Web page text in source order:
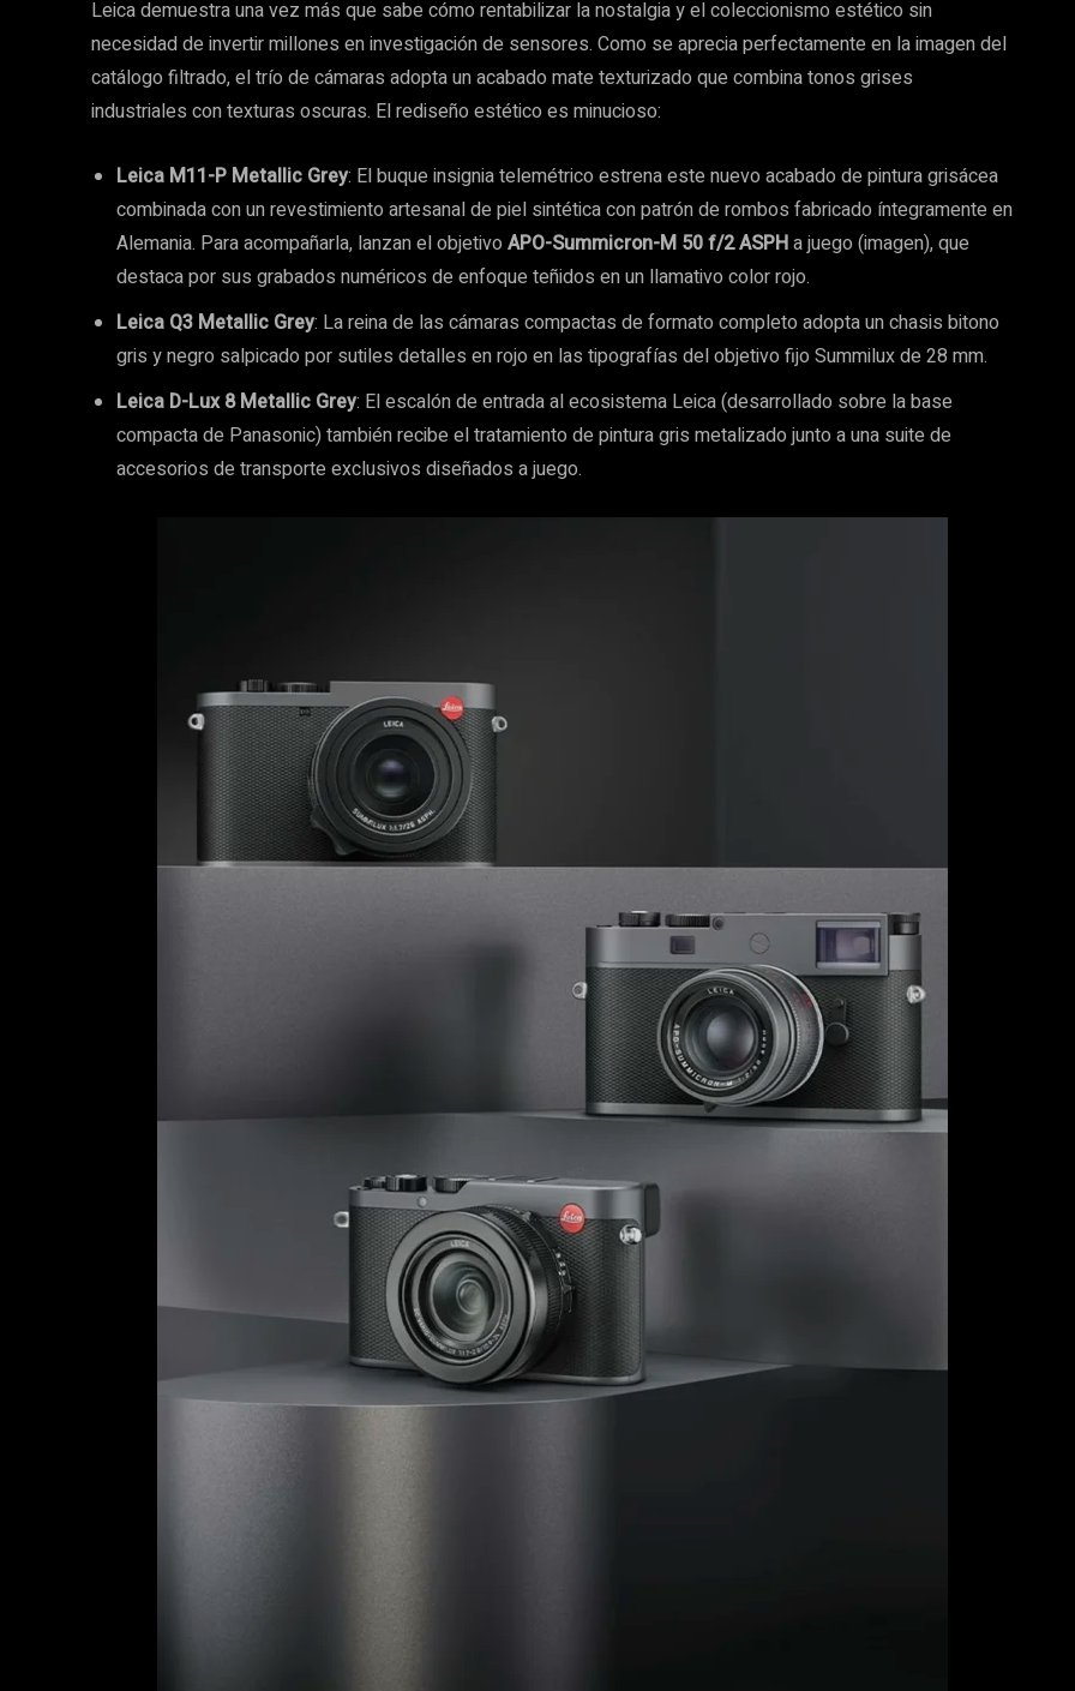
Leica demuestra una vez más que sabe cómo rentabilizar la nostalgia y el coleccionismo estético sin
necesidad de invertir millones en investigación de sensores. Como se aprecia perfectamente en la imagen del
catálogo filtrado, el trío de cámaras adopta un acabado mate texturizado que combina tonos grises
industriales con texturas oscuras. El rediseño estético es minucioso:
Leica M11-P Metallic Grey: El buque insignia telemétrico estrena este nuevo acabado de pintura grisácea
combinada con un revestimiento artesanal de piel sintética con patrón de rombos fabricado íntegramente en
Alemania. Para acompañarla, lanzan el objetivo APO-Summicron-M 50 f/2 ASPHa juego (imagen), que
destaca por sus grabados numéricos de enfoque teñidos en un llamativo color rojo.
Leica Q3 Metallic Grey: La reina de las cámaras compactas de formato completo adopta un chasis bitono
gris y negro salpicado por sutiles detalles en rojo en las tipografías del objetivo fijo Summilux de 28 mm.
Leica D-Lux 8 Metallic Grey: El escalón de entrada al ecosistema Leica (desarrollado sobre la base
compacta de Panasonic) también recibe el tratamiento de pintura gris metalizado junto a una suite de
accesorios de transporte exclusivos diseñados a juego.